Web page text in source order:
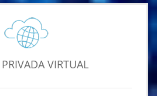
VIRTUAL